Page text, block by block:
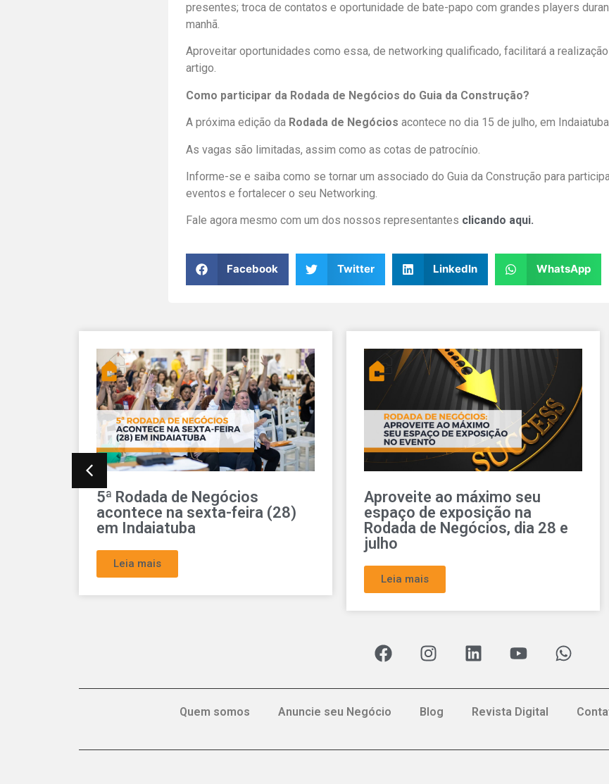
presentes; troca de contatos e oportunidade de bate-papo com grandes players
manhã.
Aproveitar oportunidades como essa, de networking qualificado, facilitará a
artigo.
Como participar da Rodada de Negócios do Guia da Construção?
A próxima edição da Rodada de Negócios acontece no dia 15 de julho, em
As vagas são limitadas, assim como as cotas de patrocínio.
Informe-se e saiba como se tornar um associado do Guia da Construção para
eventos e fortalecer o seu Networking.
Fale agora mesmo com um dos nossos representantes clicando aqui.
Facebook Twitter LinkedIn WhatsApp
Aproveite ao máximo seu
espaço de exposição na
Rodada de Negócios, dia 28 e
Leia mais
Como potencializar a presença
da sua empresa nas redes
sociais durante a Rodada de
Negócios
Leia mais
Quem somos Anuncie seu Negócio Blog Revista Digital